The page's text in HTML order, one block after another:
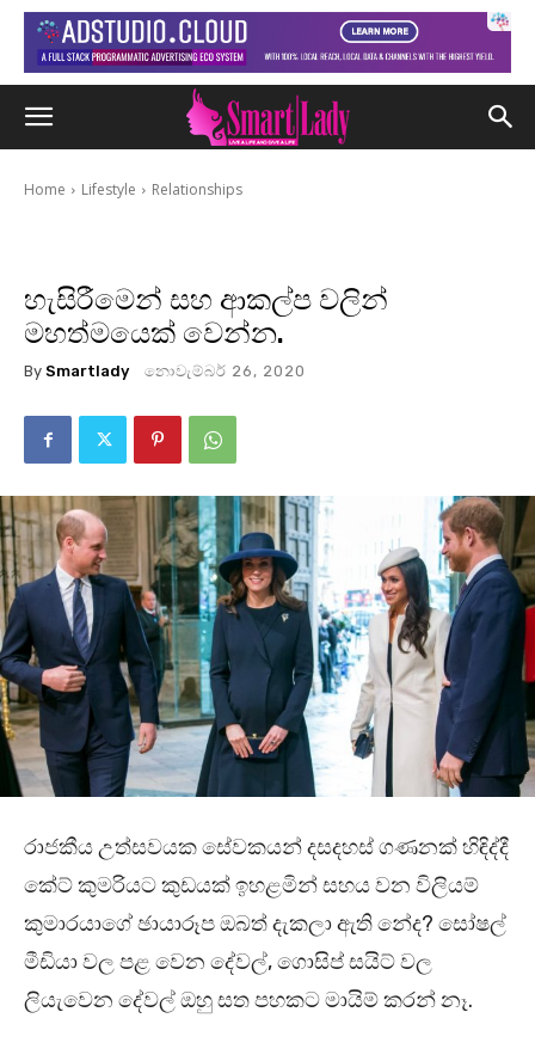
Home Lifestyle Relationships
හැසිරීමෙන් සහ ආකල්ප වලින්
මහත්මයෙක් වෙන්න.
By Smartlady නොවැම්බර් 26, 2020
රාජකීය උත්සවයක සේවකයන් දසදහස් ගණනක් හිඳිද්දී
කේට් කුමරියට කුඩයක් ඉහළමින් සහය වන විලියම්
කුමාරයාගේ ඡායාරූප ඔබත් දැකලා ඇති නේද? සෝෂල්
මීඩියා වල පළ වෙන දේවල්, ගොසිප් සයිට් වල
ලියැවෙන දේවල් ඔහු සත පහකට මායිම් කරන් නෑ.